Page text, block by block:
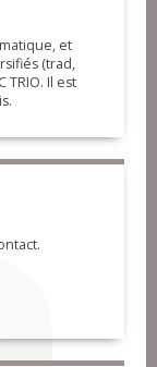
et
(trad,
TRIO. Il est